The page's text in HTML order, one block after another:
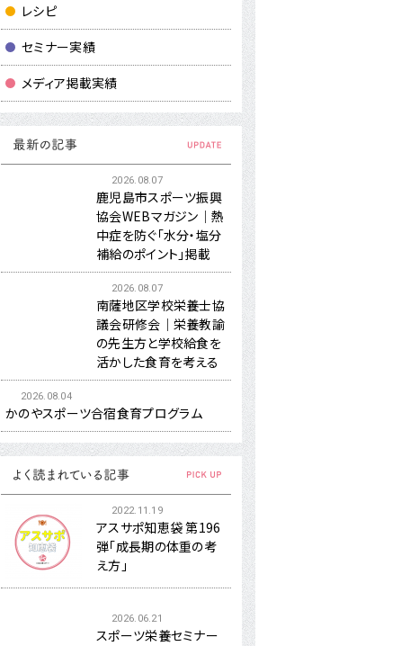
レシピ
セミナー実績
メディア掲載実績
2026.08.07
鹿児島市スポーツ振興
協会WEBマガジン｜熱
中症を防ぐ「水分・塩分
補給のポイント」掲載
2026.08.07
南薩地区学校栄養士協
議会研修会｜栄養教諭
の先生方と学校給食を
活かした食育を考える
2026.08.04
かのやスポーツ合宿食育プログラム
2022.11.19
アスサポ知恵袋 第196
弾「成長期の体重の考
え方」
2026.06.21
スポーツ栄養セミナー